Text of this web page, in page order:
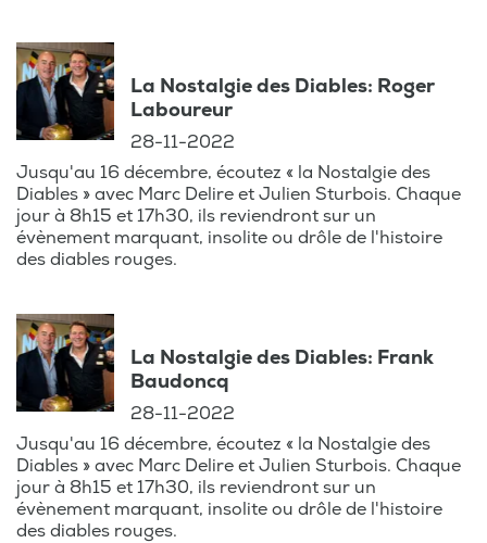
La Nostalgie des Diables: Roger
Laboureur
28-11-2022
Jusqu'au 16 décembre, écoutez « la Nostalgie des
Diables » avec Marc Delire et Julien Sturbois. Chaque
jour à 8h15 et 17h30, ils reviendront sur un
évènement marquant, insolite ou drôle de l'histoire
des diables rouges.
La Nostalgie des Diables: Frank
Baudoncq
28-11-2022
Jusqu'au 16 décembre, écoutez « la Nostalgie des
Diables » avec Marc Delire et Julien Sturbois. Chaque
jour à 8h15 et 17h30, ils reviendront sur un
évènement marquant, insolite ou drôle de l'histoire
des diables rouges.